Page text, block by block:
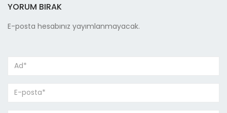
YORUM BIRAK
E-posta hesabınız yayımlanmayacak.